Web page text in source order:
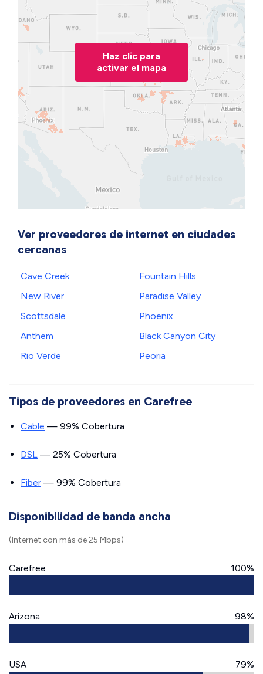
Haz clic para
activar el mapa
Ver proveedores de internet en ciudades
cercanas
Cave Creek
New River
Scottsdale
Anthem
Rio Verde
Fountain Hills
Paradise Valley
Phoenix
Black Canyon City
Peoria
Tipos de proveedores en Carefree
Cable — 99% Cobertura
DSL — 25% Cobertura
Fiber — 99% Cobertura
Disponibilidad de banda ancha
(Internet con más de 25 Mbps)
Carefree 100%
Arizona 98%
USA 79%